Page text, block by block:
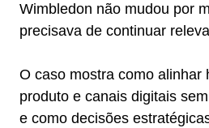
Wimbledon não mudou por
precisava de continuar
O caso mostra como alinhar
produto e canais digitais
e como decisões